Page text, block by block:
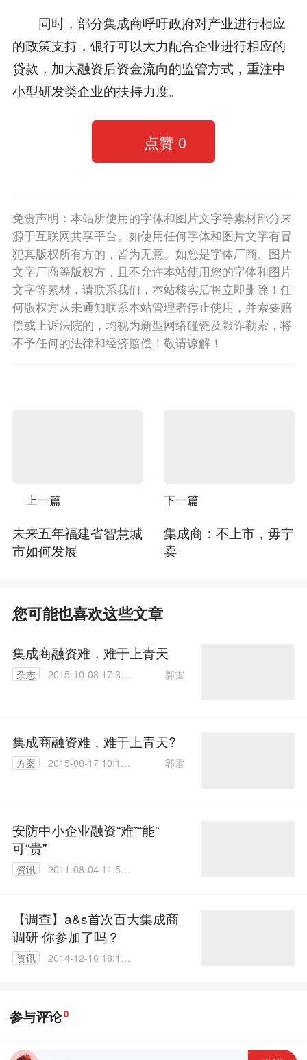
同时，部分集成商呼吁政府对产业进行相应
的政策支持，银行可以大力配合企业进行相应的
贷款，加大融资后资金流向的监管方式，重注中
小型研发类企业的扶持力度。
点赞 0
免责声明：本站所使用的字体和图片文字等素材部分来
源于互联网共享平台。如使用任何字体和图片文字有冒
犯其版权所有方的，皆为无意。如您是字体厂商、图片
文字厂商等版权方，且不允许本站使用您的字体和图片
文字等素材，请联系我们，本站核实后将立即删除！任
何版权方从未通知联系本站管理者停止使用，并索要赔
偿或上诉法院的，均视为新型网络碰瓷及敲诈勒索，将
不予任何的法律和经济赔偿！敬请谅解！
上一篇
未来五年福建省智慧城
市如何发展
下一篇
集成商：不上市，毋宁
卖
您可能也喜欢这些文章
集成商融资难，难于上青天
杂志
2015-10-08 17:38:
郭雷
集成商融资难，难于上青天?
方案
2015-08-17 10:17:
郭雷
安防中小企业融资“难”“能”
可“贵”
资讯
2011-08-04 11:51:
【调查】a&s首次百大集成商
调研 你参加了吗？
资讯
2014-12-16 18:10:
参与评论0